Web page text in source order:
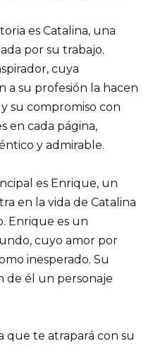
es Catalina, una
por su trabajo.
cuya
a su profesión la hacen
su compromiso con
en cada página,
y admirable.
es Enrique, un
en la vida de Catalina
Enrique es un
cuyo amor por
inesperado. Su
de él un personaje
que te atrapará con su